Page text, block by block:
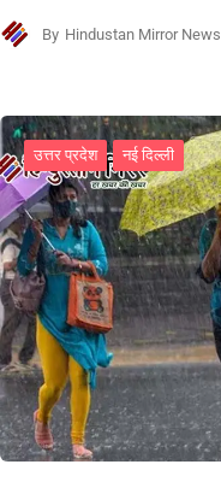
By Hindustan Mirror News
उत्तर प्रदेश नई दिल्ली